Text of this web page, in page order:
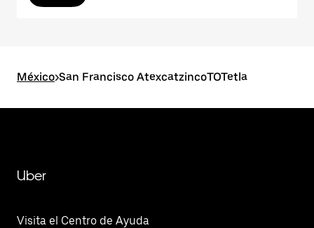
México>San Francisco AtexcatzincoTOTetla
Uber
Visita el Centro de Ayuda